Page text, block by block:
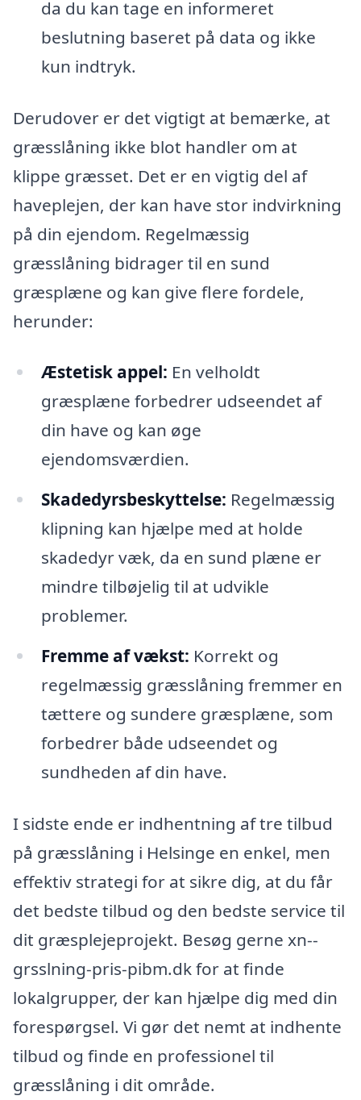
da du kan tage en informeret
beslutning baseret på data og ikke
kun indtryk.
Derudover er det vigtigt at bemærke, at
græsslåning ikke blot handler om at
klippe græsset. Det er en vigtig del af
haveplejen, der kan have stor indvirkning
på din ejendom. Regelmæssig
græsslåning bidrager til en sund
græsplæne og kan give flere fordele,
herunder:
Æstetisk appel: En velholdt
græsplæne forbedrer udseendet af
din have og kan øge
ejendomsværdien.
Skadedyrsbeskyttelse: Regelmæssig
klipning kan hjælpe med at holde
skadedyr væk, da en sund plæne er
mindre tilbøjelig til at udvikle
problemer.
Fremme af vækst: Korrekt og
regelmæssig græsslåning fremmer en
tættere og sundere græsplæne, som
forbedrer både udseendet og
sundheden af din have.
I sidste ende er indhentning af tre tilbud
på græsslåning i Helsinge en enkel, men
effektiv strategi for at sikre dig, at du får
det bedste tilbud og den bedste service til
dit græsplejeprojekt. Besøg gerne xn--
grsslning-pris-pibm.dk for at finde
lokalgrupper, der kan hjælpe dig med din
forespørgsel. Vi gør det nemt at indhente
tilbud og finde en professionel til
græsslåning i dit område.